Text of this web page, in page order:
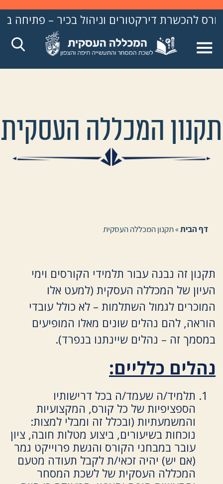
דירקטורים וניהול בכיר – פתיחה ב- 31.8.26
תקנון המכללה העסקית
דף הבית»תקנון המכללה העסקית
תקנון זה נבנה עבור תלמידי הקורסים וימי
העיון של המכללה העסקית (למעט אלו
המוכרים לגמול השתלמות – לא כולל עובדי
הוראה, להם נהלים שונים מאלו המופיעים
במסמך זה – נהלים שיינתנו בנפרד).
נהלים כלליים:
תלמיד/ה שעמד/ה בכל דרישותיו
הספציפיות של כל קורס, המקצועיות
והמשמעתיות (ובכלל זה ומבלי למצות:
נוכחות בשיעורים, ביצוע מטלות חובה, ציון
עובר במבחני הקורס והגשת פרוייקט גמר
(אם יש) יהיה זכאי/ת לקבל תעודה מטעם
המכללה העסקית של לשכת המסחר